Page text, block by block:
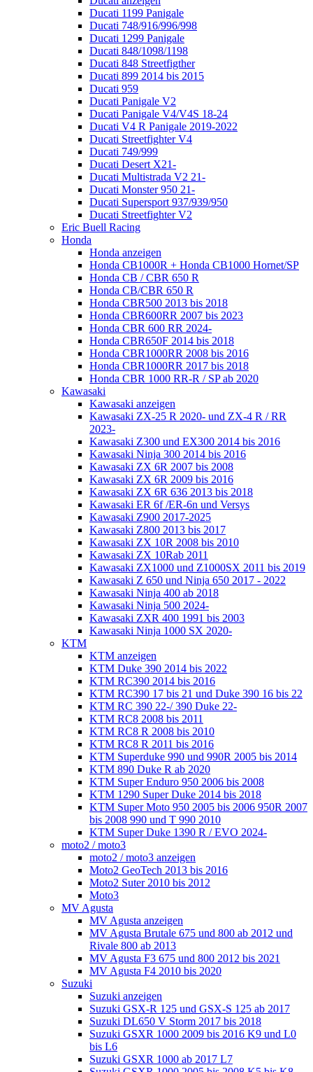
Ducati 1199 Panigale
Ducati 748/916/996/998
Ducati 1299 Panigale
Ducati 848/1098/1198
Ducati 848 Streetfigther
Ducati 899 2014 bis 2015
Ducati 959
Ducati Panigale V2
Ducati Panigale V4/V4S 18-24
Ducati V4 R Panigale 2019-2022
Ducati Streetfighter V4
Ducati 749/999
Ducati Desert X21-
Ducati Multistrada V2 21-
Ducati Monster 950 21-
Ducati Supersport 937/939/950
Ducati Streetfighter V2
Eric Buell Racing
Honda
Honda anzeigen
Honda CB1000R + Honda CB1000 Hornet/SP
Honda CB / CBR 650 R
Honda CB/CBR 650 R
Honda CBR500 2013 bis 2018
Honda CBR600RR 2007 bis 2023
Honda CBR 600 RR 2024-
Honda CBR650F 2014 bis 2018
Honda CBR1000RR 2008 bis 2016
Honda CBR1000RR 2017 bis 2018
Honda CBR 1000 RR-R / SP ab 2020
Kawasaki
Kawasaki anzeigen
Kawasaki ZX-25 R 2020- und ZX-4 R / RR
2023-
Kawasaki Z300 und EX300 2014 bis 2016
Kawasaki Ninja 300 2014 bis 2016
Kawasaki ZX 6R 2007 bis 2008
Kawasaki ZX 6R 2009 bis 2016
Kawasaki ZX 6R 636 2013 bis 2018
Kawasaki ER 6f /ER-6n und Versys
Kawasaki Z900 2017-2025
Kawasaki Z800 2013 bis 2017
Kawasaki ZX 10R 2008 bis 2010
Kawasaki ZX 10Rab 2011
Kawasaki ZX1000 und Z1000SX 2011 bis 2019
Kawasaki Z 650 und Ninja 650 2017 - 2022
Kawasaki Ninja 400 ab 2018
Kawasaki Ninja 500 2024-
Kawasaki ZXR 400 1991 bis 2003
Kawasaki Ninja 1000 SX 2020-
KTM
KTM anzeigen
KTM Duke 390 2014 bis 2022
KTM RC390 2014 bis 2016
KTM RC390 17 bis 21 und Duke 390 16 bis 22
KTM RC 390 22-/ 390 Duke 22-
KTM RC8 2008 bis 2011
KTM RC8 R 2008 bis 2010
KTM RC8 R 2011 bis 2016
KTM Superduke 990 und 990R 2005 bis 2014
KTM 890 Duke R ab 2020
KTM Super Enduro 950 2006 bis 2008
KTM 1290 Super Duke 2014 bis 2018
KTM Super Moto 950 2005 bis 2006 950R 2007
bis 2008 990 und T 990 2010
KTM Super Duke 1390 R / EVO 2024-
moto2 / moto3
moto2 / moto3 anzeigen
Moto2 GeoTech 2013 bis 2016
Moto2 Suter 2010 bis 2012
Moto3
MV Agusta
MV Agusta anzeigen
MV Agusta Brutale 675 und 800 ab 2012 und
Rivale 800 ab 2013
MV Agusta F3 675 und 800 2012 bis 2021
MV Agusta F4 2010 bis 2020
Suzuki
Suzuki anzeigen
Suzuki GSX-R 125 und GSX-S 125 ab 2017
Suzuki DL650 V Storm 2017 bis 2018
Suzuki GSXR 1000 2009 bis 2016 K9 und L0
bis L6
Suzuki GSXR 1000 ab 2017 L7